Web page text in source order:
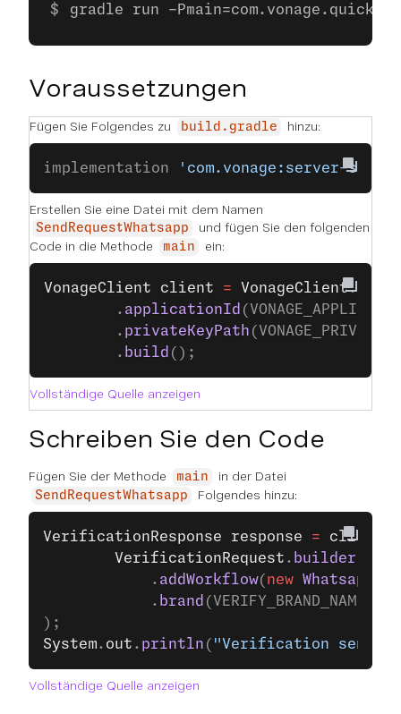
gradle run -
Voraussetzungen
Fügen Sie Folgendes zu build.gradle hinzu:
implementation 'com.vonage:server-
Erstellen Sie eine Datei mit dem Namen
SendRequestWhatsapp
und fügen Sie den folgenden
Code in die Methode
main ein:
VonageClient client = VonageClient.
		.
applicationId
		.
privateKeyPath
		.
build ();
Vollständige Quelle anzeigen
Schreiben Sie den Code
Fügen Sie der Methode main in der Datei
SendRequestWhatsapp Folgendes hinzu:
VerificationResponse response = client
		VerificationRequest
. builder
			.
addWorkflow( new
			.
brand (VERIFY_BRAND_NAME).
);
System. out . println ( "Verification sent: "
Vollständige Quelle anzeigen